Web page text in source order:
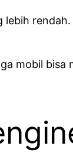
mobil